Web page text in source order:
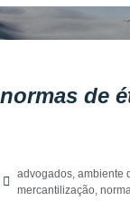
normas de
advogados, ambiente
mercantilização,